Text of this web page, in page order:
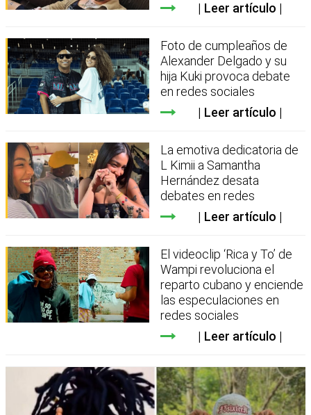
Leer artículo
Foto de cumpleaños de
Alexander Delgado y su
hija Kuki provoca debate
en redes sociales
Leer artículo
La emotiva dedicatoria de
L Kimii a Samantha
Hernández desata
debates en redes
Leer artículo
El videoclip ‘Rica y To’ de
Wampi revoluciona el
reparto cubano y enciende
las especulaciones en
redes sociales
Leer artículo